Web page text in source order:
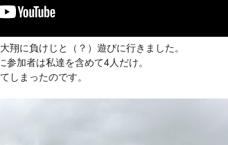
翔に負けじと（？）遊びに行きました。
加者は私達を含めて4人だけ。
しまったのです。